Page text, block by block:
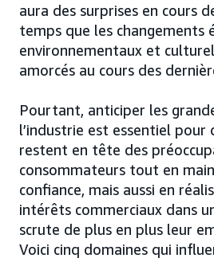
aura des surprises en cours
temps que les changements
environnementaux et
amorcés au cours des
Pourtant, anticiper les
l’industrie est essentiel pour
restent en tête des
consommateurs tout en
confiance, mais aussi en
intérêts commerciaux dans
scrute de plus en plus leur
Voici cinq domaines qui